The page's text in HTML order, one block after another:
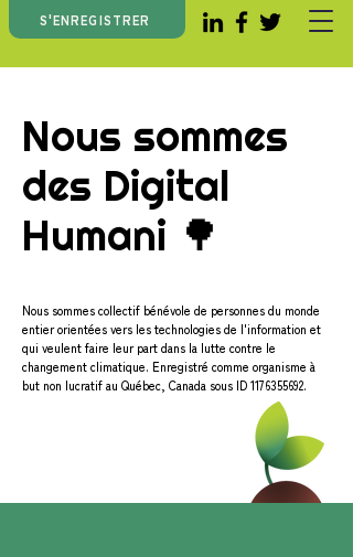
S'ENREGISTRER
Nous sommes
des Digital
Humani 🌳
Nous sommes collectif bénévole de personnes du monde
entier orientées vers les technologies de l'information et
qui veulent faire leur part dans la lutte contre le
changement climatique. Enregistré comme organisme à
but non lucratif au Québec, Canada sous ID1176355692.